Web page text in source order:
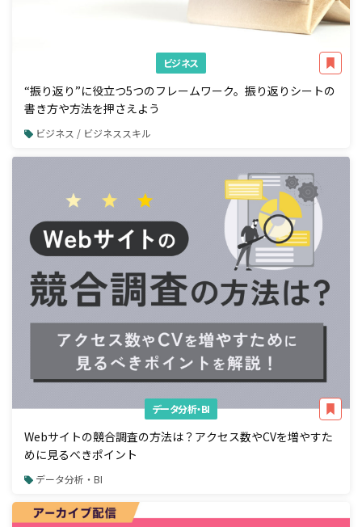
ビジネス
“振り返り”に役立つ5つのフレームワーク。振り返りシートの
書き方や方法を押さえよう
ビジネス / ビジネススキル
データ分析・BI
Webサイトの競合調査の方法は？アクセス数やCVを増やすた
めに見るべきポイント
データ分析・BI